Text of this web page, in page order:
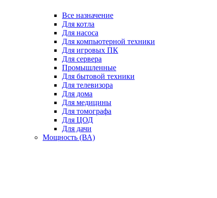
Все назначение
Для котла
Для насоса
Для компьютерной техники
Для игровых ПК
Для сервера
Промышленные
Для бытовой техники
Для телевизора
Для дома
Для медицины
Для томографа
Для ЦОД
Для дачи
Мощность (ВА)